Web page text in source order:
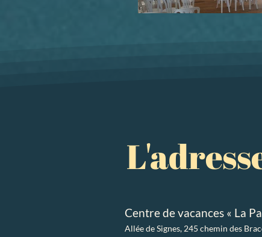
Centre de vacances « La
Allée de Signes, 245 chemin des